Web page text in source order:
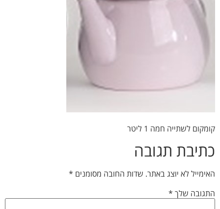
קומקום לשתייה חמה 1 ליטר
כתיבת תגובה
האימייל לא יוצג באתר. שדות החובה מסומנים *
התגובה שלך*